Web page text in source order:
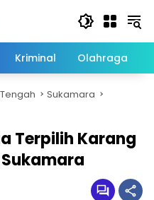
Kriminal Olahraga
Sukamara
Terpilih Karang